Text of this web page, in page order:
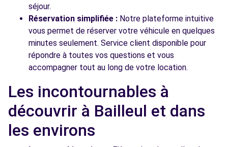
séjour.
Réservation simplifiée : Notre plateforme intuitive
vous permet de réserver votre véhicule en quelques
minutes seulement. Service client disponible pour
répondre à toutes vos questions et vous
accompagner tout au long de votre location.
Les incontournables à
découvrir à Bailleul et dans
les environs